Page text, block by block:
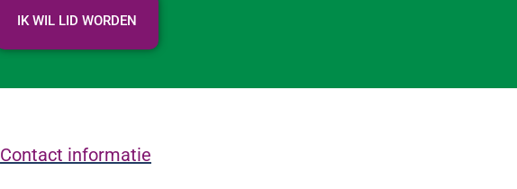
IK WIL LID WORDEN
Contact informatie